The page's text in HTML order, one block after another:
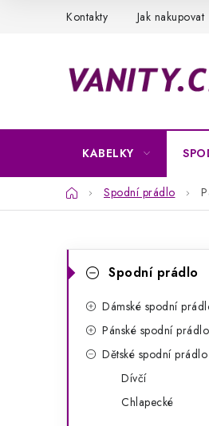
Kontakty Jak nakupovat
KABELKY
DomůSpodní prádlo
P
kategorie
K
a
Spodní prádlo
Dámské spodní
Pánské spodní prádlo
Dětské spodní prádlo
Dívčí
Chlapecké